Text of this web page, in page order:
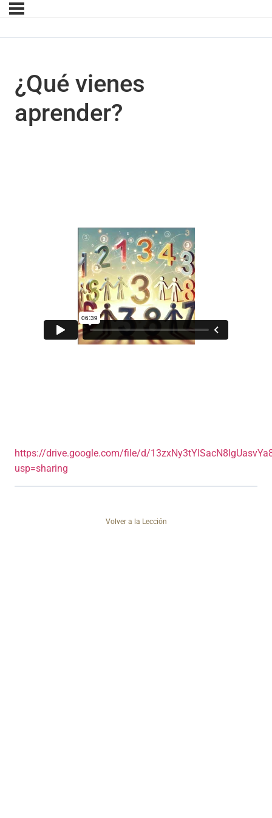
¿Qué vienes
aprender?
https://drive.google.com/file/d/
usp=sharing
Volver a la Lección